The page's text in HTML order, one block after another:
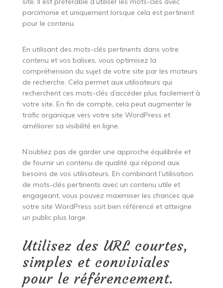
parcimonie et uniquement lorsque cela est pertinent
pour le contenu.
En utilisant des mots-clés pertinents dans votre
contenu et vos balises, vous optimisez la
compréhension du sujet de votre site par les moteurs
de recherche. Cela permet aux utilisateurs qui
recherchent ces mots-clés d’accéder plus facilement à
votre site. En fin de compte, cela peut augmenter le
trafic organique vers votre site WordPress et
améliorer sa visibilité en ligne.
N’oubliez pas de garder une approche équilibrée et
de fournir un contenu de qualité qui répond aux
besoins de vos utilisateurs. En combinant l’utilisation
de mots-clés pertinents avec un contenu utile et
engageant, vous pouvez maximiser les chances que
votre site WordPress soit bien référencé et atteigne
un public plus large.
Utilisez des URL courtes,
simples et conviviales
pour le référencement.